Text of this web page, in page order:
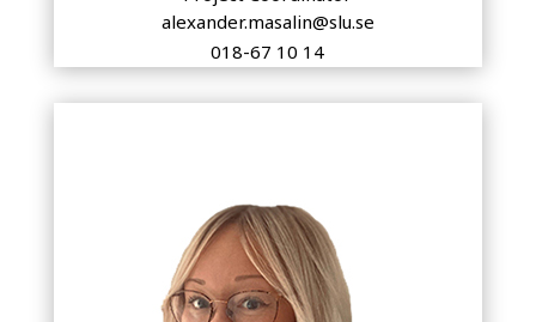
alexander.masalin@slu.se
018-67 10 14